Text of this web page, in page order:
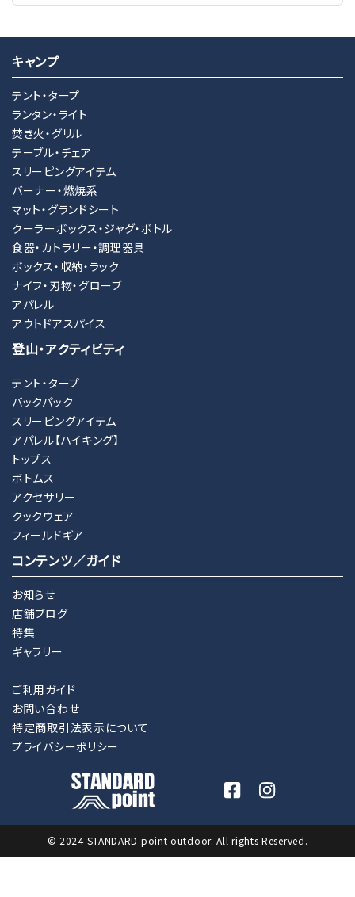
キャンプ
テント・タープ
ランタン・ライト
焚き火・グリル
テーブル・チェア
スリーピングアイテム
バーナー・燃焼系
マット・グランドシート
クーラーボックス・ジャグ・ボトル
食器・カトラリー・調理器具
ボックス・収納・ラック
ナイフ・刃物・グローブ
アパレル
アウトドアスパイス
登山・アクティビティ
テント・タープ
バックパック
スリーピングアイテム
アパレル【ハイキング】
トップス
ボトムス
アクセサリー
クックウェア
フィールドギア
コンテンツ／ガイド
お知らせ
店舗ブログ
特集
ギャラリー
ご利用ガイド
お問い合わせ
特定商取引法表示について
プライバシーポリシー
© 2024 STANDARD point outdoor. All rights Reserved.